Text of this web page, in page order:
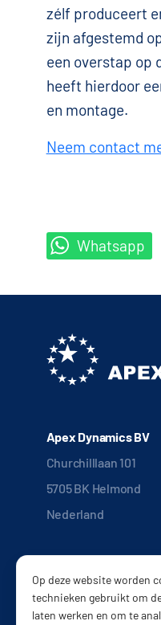
zélf produceert
zijn afgestemd
een overstap op
heeft hierdoor
en montage.
Neem contact
Whatsapp
Apex Dynamics BV
Churchilllaan 101
5705 BK Helmond
Nederland
Op deze website worden
technieken gebruikt om
laten werken en om te